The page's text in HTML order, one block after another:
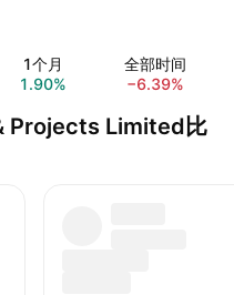
1个月
1.90%
全部时间
−6.39%
Projects Limited比